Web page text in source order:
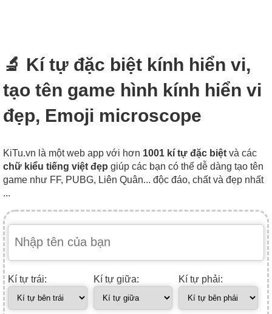
🔬 Kí tự đặc biệt kính hiển vi,
tạo tên game hình kính hiển vi
đẹp, Emoji microscope
KiTu.vn là một web app với hơn 1001 kí tự đặc biệt và các
chữ kiểu tiếng việt đẹp giúp các bạn có thể dễ dàng tạo tên
game như FF, PUBG, Liên Quân... độc đáo, chất và đẹp nhất
...
Kí tự trái: Kí tự giữa: Kí tự phải: